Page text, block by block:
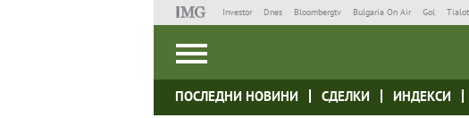
Investor Dnes Bloombergtv Bulgaria On Air Gol
ПОСЛЕДНИ НОВИНИ СДЕЛКИ ИНДЕКСИ